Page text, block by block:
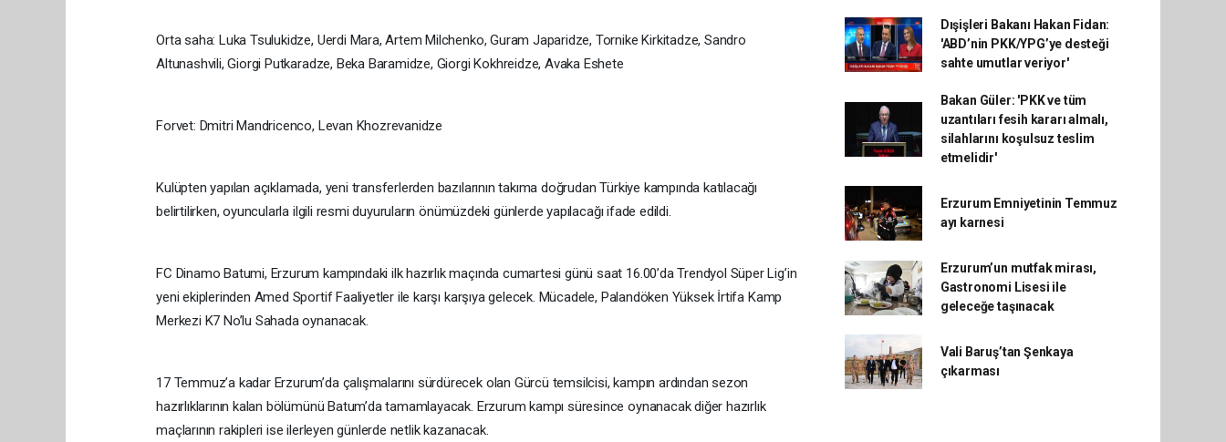
Orta saha: Luka Tsulukidze, Uerdi Mara, Artem Milchenko, Guram Japaridze, Tornike Kirkitadze, Sandro
Altunashvili, Giorgi Putkaradze, Beka Baramidze, Giorgi Kokhreidze, Avaka Eshete
Forvet: Dmitri Mandricenco, Levan Khozrevanidze
Kulüpten yapılan açıklamada, yeni transferlerden bazılarının takıma doğrudan Türkiye kampında katılacağı
belirtilirken, oyuncularla ilgili resmi duyuruların önümüzdeki günlerde yapılacağı ifade edildi.
FC Dinamo Batumi, Erzurum kampındaki ilk hazırlık maçında cumartesi günü saat 16.00’da Trendyol Süper Lig’in
yeni ekiplerinden Amed Sportif Faaliyetler ile karşı karşıya gelecek. Mücadele, Palandöken Yüksek İrtifa Kamp
Merkezi K7 No’lu Sahada oynanacak.
17 Temmuz’a kadar Erzurum’da çalışmalarını sürdürecek olan Gürcü temsilcisi, kampın ardından sezon
hazırlıklarının kalan bölümünü Batum’da tamamlayacak. Erzurum kampı süresince oynanacak diğer hazırlık
maçlarının rakipleri ise ilerleyen günlerde netlik kazanacak.
Dışişleri Bakanı Hakan Fidan:
'ABD’nin PKK/YPG’ye desteği
sahte umutlar veriyor'
Bakan Güler: 'PKK ve tüm
uzantıları fesih kararı almalı,
silahlarını koşulsuz teslim
etmelidir'
Erzurum Emniyetinin Temmuz
ayı karnesi
Erzurum’un mutfak mirası,
Gastronomi Lisesi ile
geleceğe taşınacak
Vali Baruş’tan Şenkaya
çıkarması